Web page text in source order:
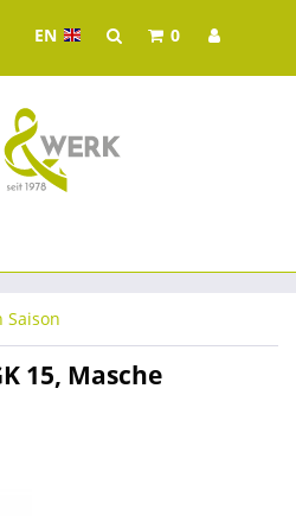
EN Idee & Werk - your
0
Saison
15, Masche